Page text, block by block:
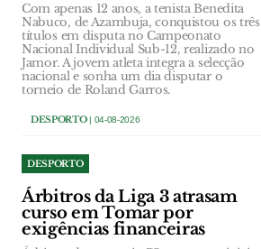
Com apenas 12 anos, a tenista Benedita
Nabuco, de Azambuja, conquistou os três
títulos em disputa no Campeonato
Nacional Individual Sub-12, realizado no
Jamor. A jovem atleta integra a selecção
nacional e sonha um dia disputar o
torneio de Roland Garros.
DESPORTO| 04-08-2026
DESPORTO
Árbitros da Liga 3 atrasam
curso em Tomar por
exigências financeiras